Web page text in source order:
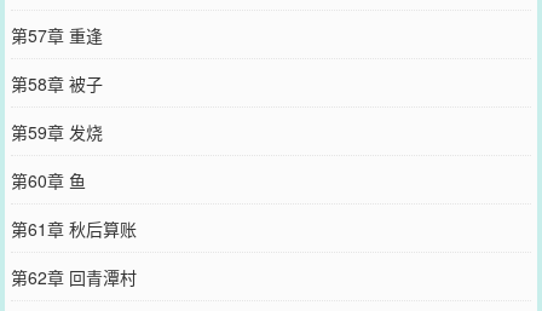
第57章 重逢
第58章 被子
第59章 发烧
第60章 鱼
第61章 秋后算账
第62章 回青潭村